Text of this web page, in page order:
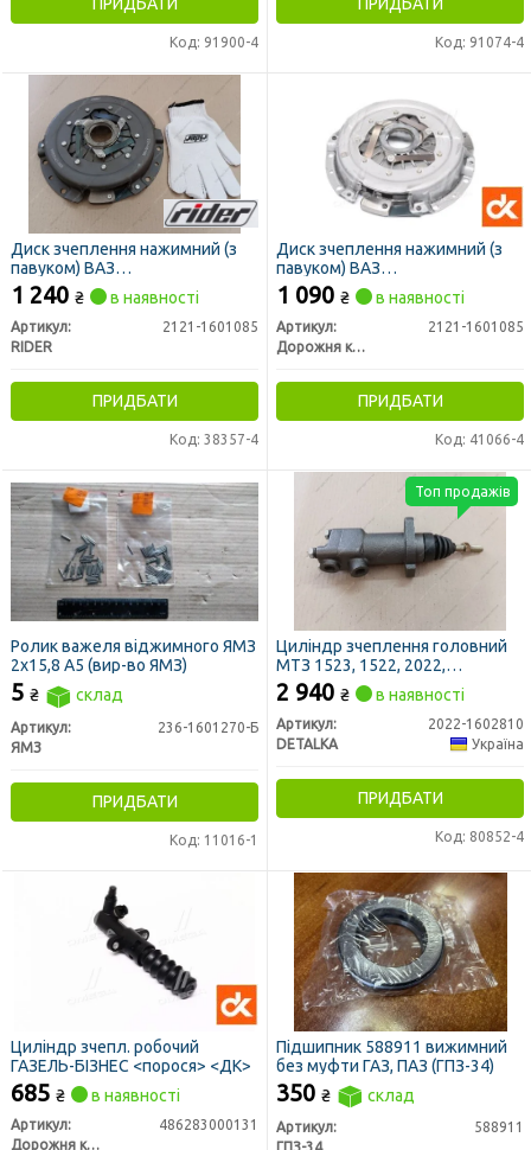
ПРИДБАТИ
Код: 91900-4
ПРИДБАТИ
Код: 91074-4
Диск зчеплення нажимний (з
павуком) ВАЗ
2101,2102,2103,2104,2105,2106,2107,
2121 (RIDER)
1 240 ₴ в наявності
Артикул:
2121-1601085
RIDER
ПРИДБАТИ
Код: 38357-4
Диск зчеплення нажимний (з
павуком) ВАЗ
2121 <ДК>
1 090 ₴ в наявності
Артикул:
2121-1601085
Дорожня карта
ПРИДБАТИ
Код: 41066-4
Ролик важеля віджимного ЯМЗ
2х15,8 А5 (вир-во ЯМЗ)
5 ₴ склад
Артикул:
236-1601270-Б
ЯМЗ
ПРИДБАТИ
Код: 11016-1
Циліндр зчеплення головний
МТЗ 1523, 1522, 2022,
КОМБАЙНИ (DETALKA)
2 940 ₴ в наявності
Артикул:
2022-1602810
DETALKA
Україна
ПРИДБАТИ
Код: 80852-4
Топ продажів
Циліндр зчепл. робочий
ГАЗЕЛЬ-БІЗНЕС <порося> <ДК>
685 ₴ в наявності
Артикул:
486283000131
Дорожня карта
Підшипник 588911 вижимний
без муфти ГАЗ, ПАЗ (ГПЗ-34)
350 ₴ склад
Артикул:
588911